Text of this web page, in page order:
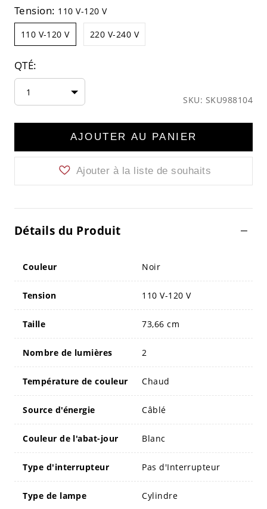
Tension: 110 V-120 V
110 V-120 V 220 V-240 V
QTÉ:
1
SKU: SKU988104
AJOUTER AU PANIER
Ajouter à la liste de souhaits
Détails du Produit
Couleur Noir
Tension 110 V-120 V
Taille 73,66 cm
Nombre de lumières 2
Température de couleur Chaud
Source d'énergie Câblé
Couleur de l'abat-jour Blanc
Type d'interrupteur Pas d'Interrupteur
Type de lampe Cylindre